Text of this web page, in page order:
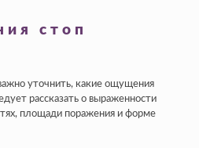
стоп
уточнить, какие ощущения
рассказать о выраженности
площади поражения и форме